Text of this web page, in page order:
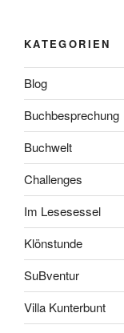
KATEGORIEN
Blog
Buchbesprechung
Buchwelt
Challenges
Im Lesesessel
Klönstunde
SuBventur
Villa Kunterbunt